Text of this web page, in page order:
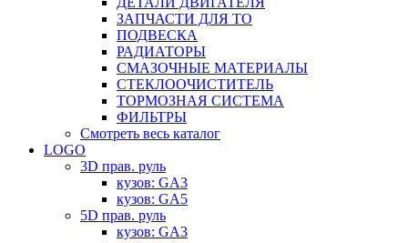
ЗАПЧАСТИ ДЛЯ ТО
ПОДВЕСКА
РАДИАТОРЫ
СМАЗОЧНЫЕ МАТЕРИАЛЫ
СТЕКЛООЧИСТИТЕЛЬ
ТОРМОЗНАЯ СИСТЕМА
ФИЛЬТРЫ
Смотреть весь каталог
LOGO
3D прав. руль
кузов: GA3
кузов: GA5
5D прав. руль
кузов: GA3